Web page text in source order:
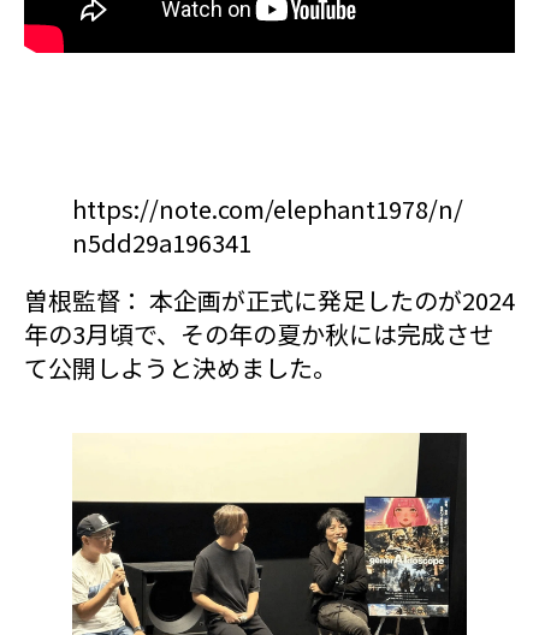
https://note.com/elephant1978/n/
n5dd29a196341
曽根監督： 本企画が正式に発足したのが2024
年の3月頃で、その年の夏か秋には完成させ
て公開しようと決めました。